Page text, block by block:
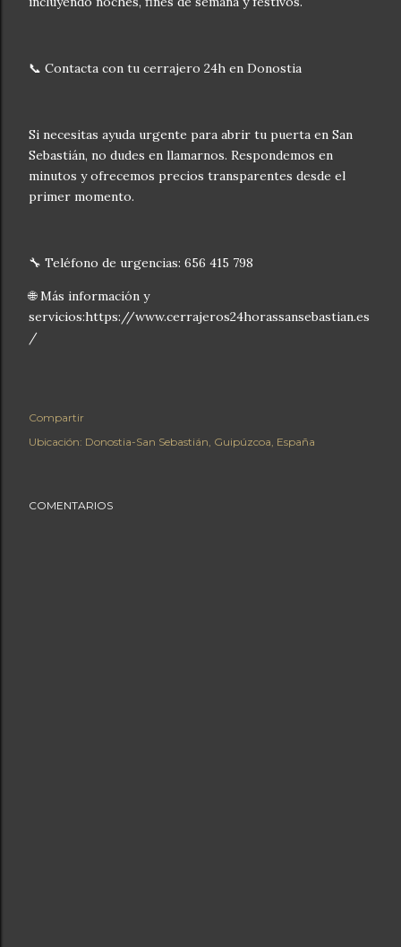
📞 Contacta con tu cerrajero 24h en Donostia
Si necesitas ayuda urgente para abrir tu puerta en San
Sebastián, no dudes en llamarnos. Respondemos en
minutos y ofrecemos precios transparentes desde el
primer momento.
🔧 Teléfono de urgencias: 656 415 798
🌐 Más información y
servicios:https://www.cerrajeros24horassansebastian.es
/
Compartir
Ubicación: Donostia-San Sebastián, Guipúzcoa, España
COMENTARIOS